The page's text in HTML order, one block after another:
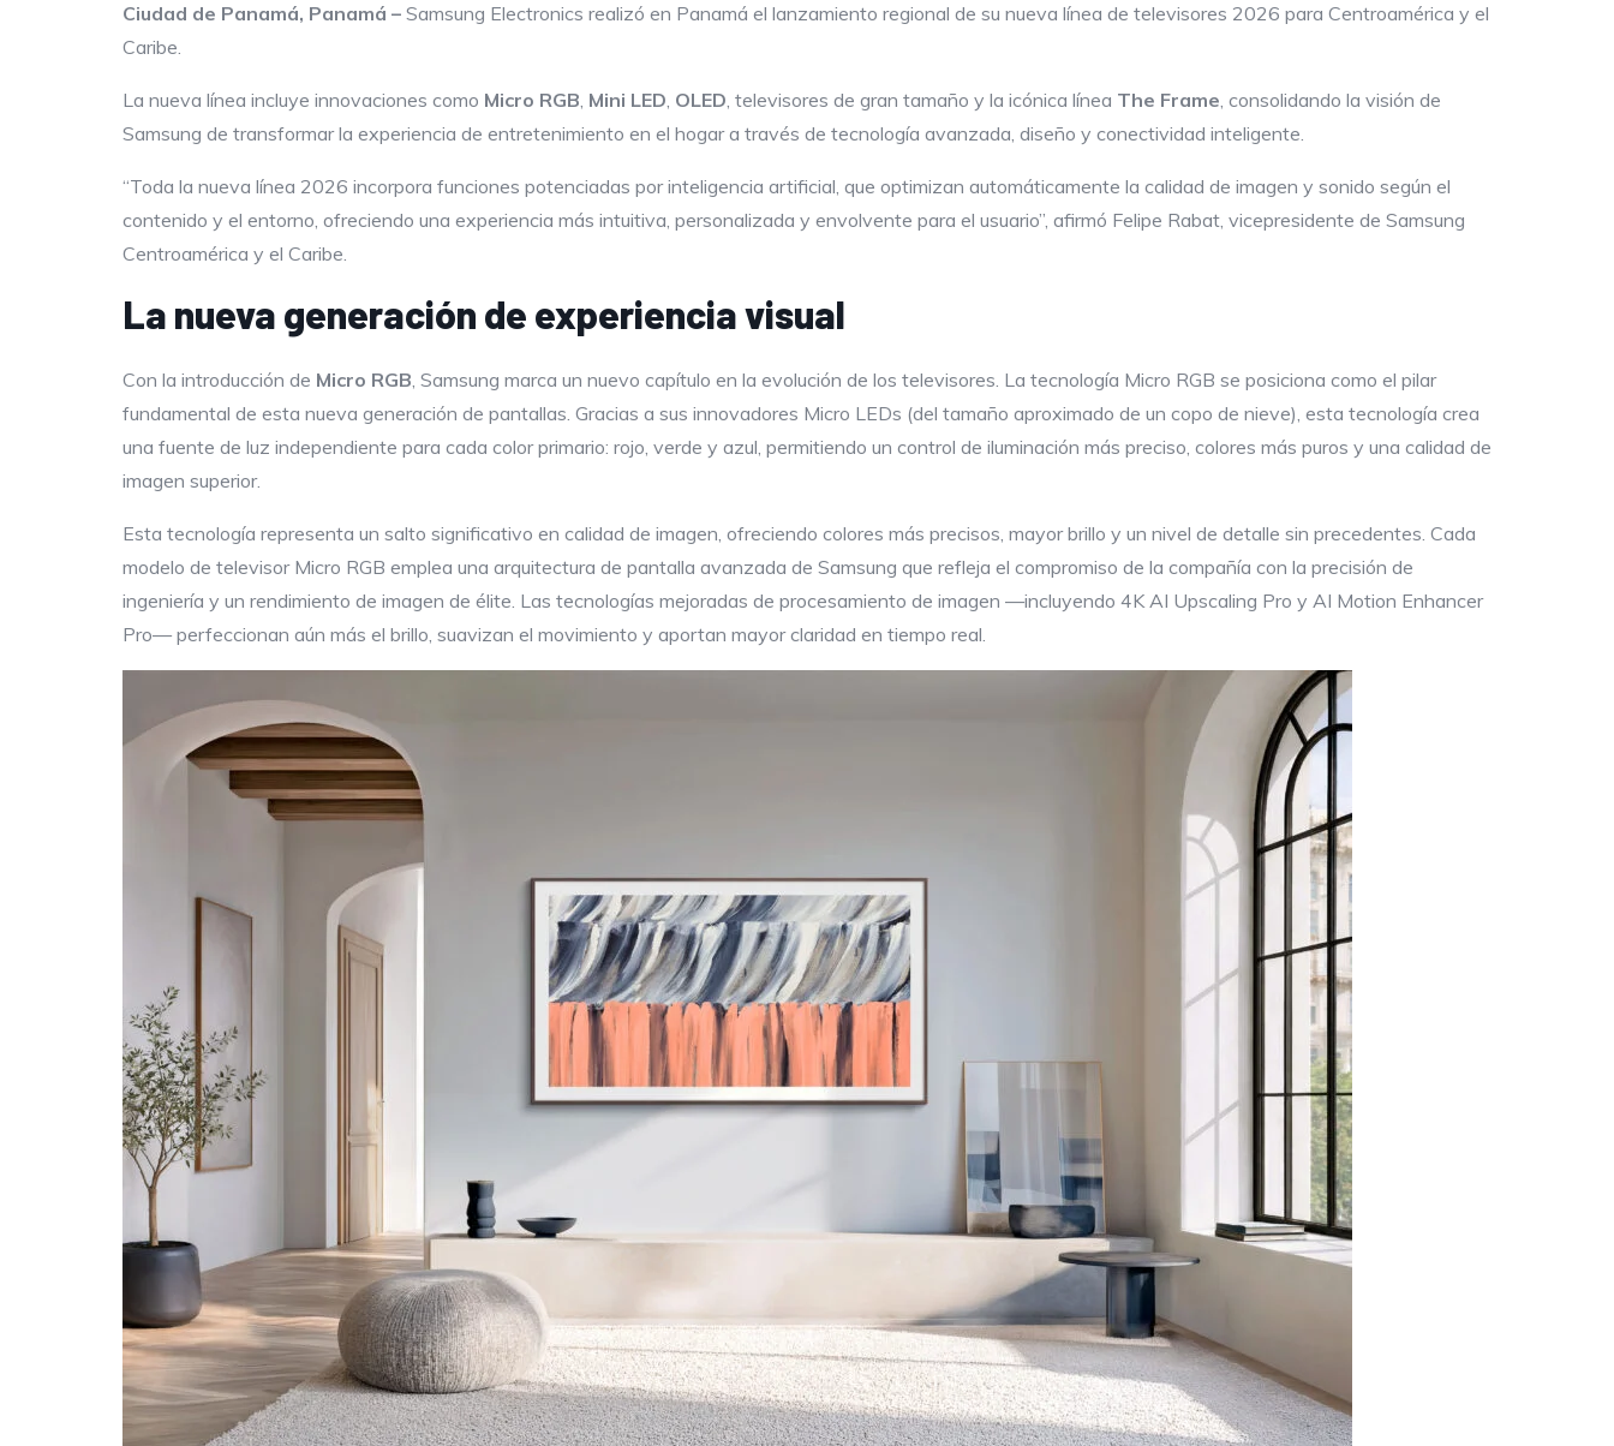
Ciudad de Panamá, Panamá – Samsung Electronics realizó en Panamá el lanzamiento regional de su nueva línea de televisores 2026 para Centroamérica y el
Caribe.
La nueva línea incluye innovaciones como Micro RGB, Mini LED, OLED, televisores de gran tamaño y la icónica línea The Frame, consolidando la visión de
Samsung de transformar la experiencia de entretenimiento en el hogar a través de tecnología avanzada, diseño y conectividad inteligente.
“Toda la nueva línea 2026 incorpora funciones potenciadas por inteligencia artificial, que optimizan automáticamente la calidad de imagen y sonido según el
contenido y el entorno, ofreciendo una experiencia más intuitiva, personalizada y envolvente para el usuario”, afirmó Felipe Rabat, vicepresidente de Samsung
Centroamérica y el Caribe.
La nueva generación de experiencia visual
Con la introducción de Micro RGB, Samsung marca un nuevo capítulo en la evolución de los televisores. La tecnología Micro RGB se posiciona como el pilar
fundamental de esta nueva generación de pantallas. Gracias a sus innovadores Micro LEDs (del tamaño aproximado de un copo de nieve), esta tecnología crea
una fuente de luz independiente para cada color primario: rojo, verde y azul, permitiendo un control de iluminación más preciso, colores más puros y una calidad de
imagen superior.
Esta tecnología representa un salto significativo en calidad de imagen, ofreciendo colores más precisos, mayor brillo y un nivel de detalle sin precedentes. Cada
modelo de televisor Micro RGB emplea una arquitectura de pantalla avanzada de Samsung que refleja el compromiso de la compañía con la precisión de
ingeniería y un rendimiento de imagen de élite. Las tecnologías mejoradas de procesamiento de imagen —incluyendo 4K AI Upscaling Pro y AI Motion Enhancer
Pro— perfeccionan aún más el brillo, suavizan el movimiento y aportan mayor claridad en tiempo real.